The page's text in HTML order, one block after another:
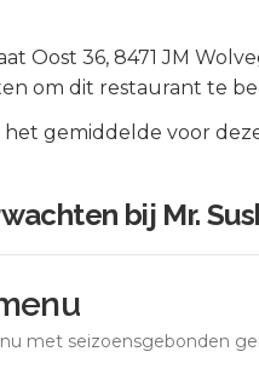
Oost 36, 8471 JM
om dit restaurant te
gemiddelde voor
bij Mr.
met seizoensgebonden